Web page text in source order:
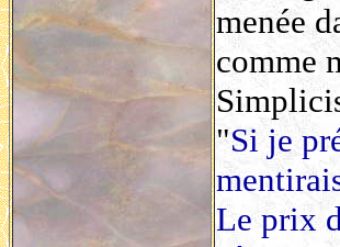
menée
comme
"Si je
Le prix